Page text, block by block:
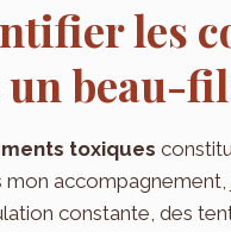
les
un beau-
toxiques
constante, des